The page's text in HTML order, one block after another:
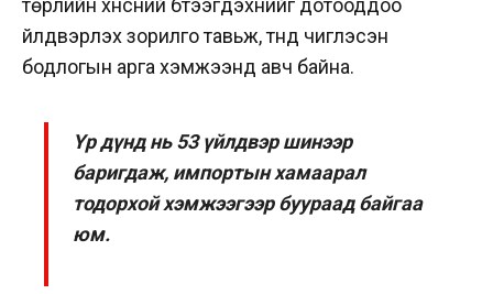
төрлийн хүнсний бүтээгдэхүүнийг дотооддоо
үйлдвэрлэх зорилго тавьж, түүнд чиглэсэн
бодлогын арга хэмжээнүүд авч байна.
Үр дүнд нь 53 үйлдвэр шинээр
баригдаж, импортын хамаарал
тодорхой хэмжээгээр буураад байгаа
юм.